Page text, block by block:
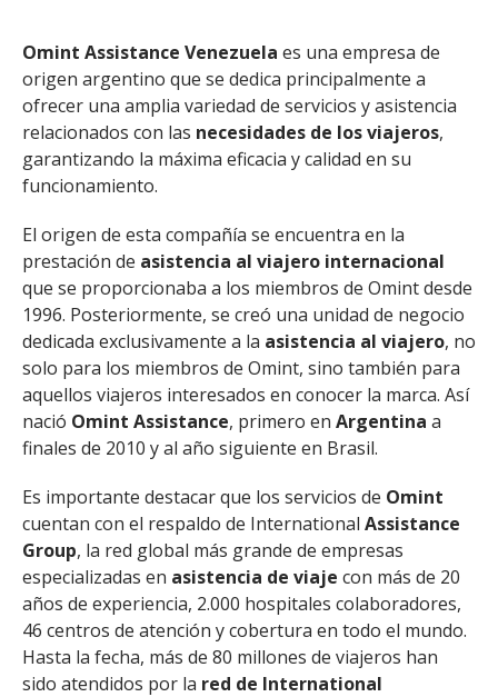
Omint Assistance Venezuela es una empresa de
origen argentino que se dedica principalmente a
ofrecer una amplia variedad de servicios y asistencia
relacionados con las necesidades de los viajeros,
garantizando la máxima eficacia y calidad en su
funcionamiento.
El origen de esta compañía se encuentra en la
prestación de asistencia al viajero internacional
que se proporcionaba a los miembros de Omint desde
1996. Posteriormente, se creó una unidad de negocio
dedicada exclusivamente a la asistencia al viajero, no
solo para los miembros de Omint, sino también para
aquellos viajeros interesados en conocer la marca. Así
nació Omint Assistance, primero en Argentina a
finales de 2010 y al año siguiente en Brasil.
Es importante destacar que los servicios de Omint
cuentan con el respaldo de International Assistance
Group, la red global más grande de empresas
especializadas en asistencia de viaje con más de 20
años de experiencia, 2.000 hospitales colaboradores,
46 centros de atención y cobertura en todo el mundo.
Hasta la fecha, más de 80 millones de viajeros han
sido atendidos por la red de International